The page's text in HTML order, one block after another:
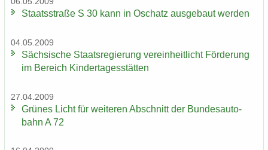
Staats­stra­ße S 30 kann in Oschatz aus­ge­baut wer­den
04.05.2009
Säch­si­sche Staats­re­gie­rung ver­ein­heit­licht För­de­rung
im Be­reich Kin­der­ta­ges­stät­ten
27.04.2009
Grü­nes Licht für wei­te­ren Ab­schnitt der Bun­des­au­to­
bahn A 72